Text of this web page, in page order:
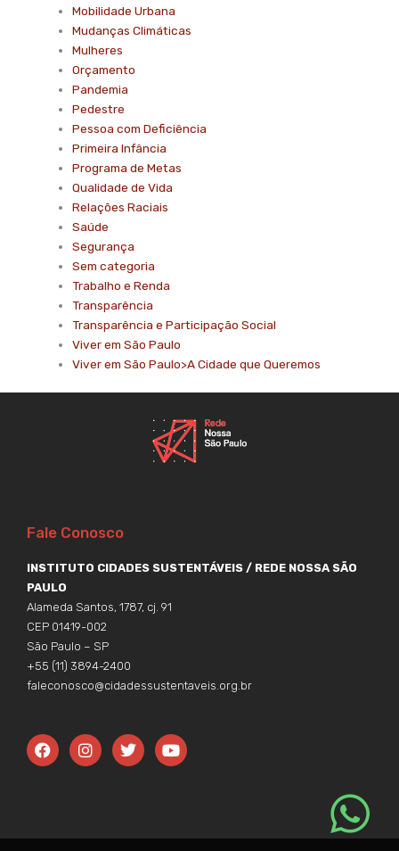
Mobilidade Urbana
Mudanças Climáticas
Mulheres
Orçamento
Pandemia
Pedestre
Pessoa com Deficiência
Primeira Infância
Programa de Metas
Qualidade de Vida
Relações Raciais
Saúde
Segurança
Sem categoria
Trabalho e Renda
Transparência
Transparência e Participação Social
Viver em São Paulo
Viver em São Paulo>A Cidade que Queremos
Fale Conosco
INSTITUTO CIDADES SUSTENTÁVEIS / REDE NOSSA SÃO
PAULO
Alameda Santos, 1787, cj. 91
CEP 01419-002
São Paulo – SP
+55 (11) 3894-2400
faleconosco@cidadessustentaveis.org.br
F
a
o
I
n
r
T
w
r
Y
o
e